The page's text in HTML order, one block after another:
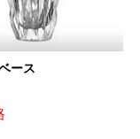
ース